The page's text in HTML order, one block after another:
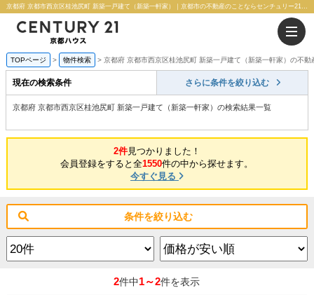
京都府 京都市西京区桂池尻町 新築一戸建て（新築一軒家）｜京都市の不動産のことならセンチュリー21京都ハウス
TOPページ 物件検索 京都府 京都市西京区桂池尻町 新築一戸建て（新築一軒家）の不動
現在の検索条件 さらに条件を絞り込む
京都府 京都市西京区桂池尻町 新築一戸建て（新築一軒家）の検索結果一覧
2件見つかりました！
会員登録をすると全1550件の中から探せます。
今すぐ見る
条件を絞り込む
2件中1～2件を表示